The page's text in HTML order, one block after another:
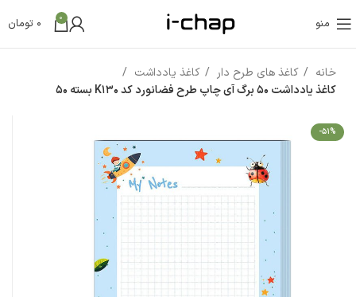
منو 0
0 تومان
خانه کاغذ های طرح دار
کاغذ یادداشت
کاغذ یادداشت 50 برگ آی چاپ طرح فضانورد کد K130 بسته 50
-51%